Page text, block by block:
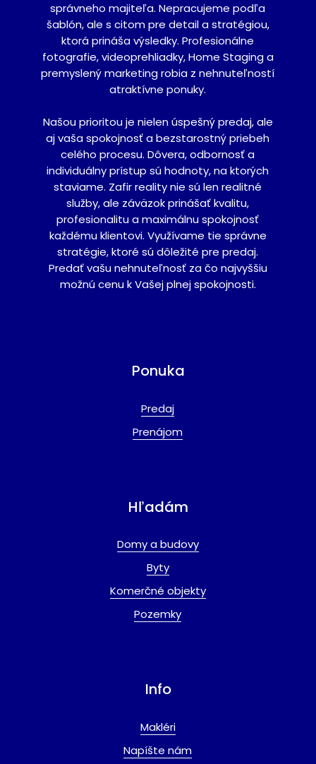
správneho majiteľa. Nepracujeme podľa
šablón, ale s citom pre detail a stratégiou,
ktorá prináša výsledky. Profesionálne
fotografie, videoprehliadky, Home Staging a
premyslený marketing robia z nehnuteľností
atraktívne ponuky.
Našou prioritou je nielen úspešný predaj, ale
aj vaša spokojnosť a bezstarostný priebeh
celého procesu. Dôvera, odbornosť a
individuálny prístup sú hodnoty, na ktorých
staviame. Zafir reality nie sú len realitné
služby, ale záväzok prinášať kvalitu,
profesionalitu a maximálnu spokojnosť
každému klientovi. Využívame tie správne
stratégie, ktoré sú dôležité pre predaj.
Predať vašu nehnuteľnosť za čo najvyššiu
možnú cenu k Vašej plnej spokojnosti.
Ponuka
Predaj
Prenájom
Hľadám
Domy a budovy
Byty
Komerčné objekty
Pozemky
Info
Makléri
Napíšte nám